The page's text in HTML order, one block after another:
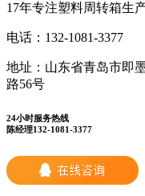
17年专注塑料周转箱生
电话： 132-1081-3377
地址： 山东省青岛市即
路56号
24小时服务热线
陈经理132-1081-3377